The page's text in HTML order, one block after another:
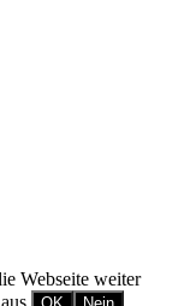
Webseite weiter